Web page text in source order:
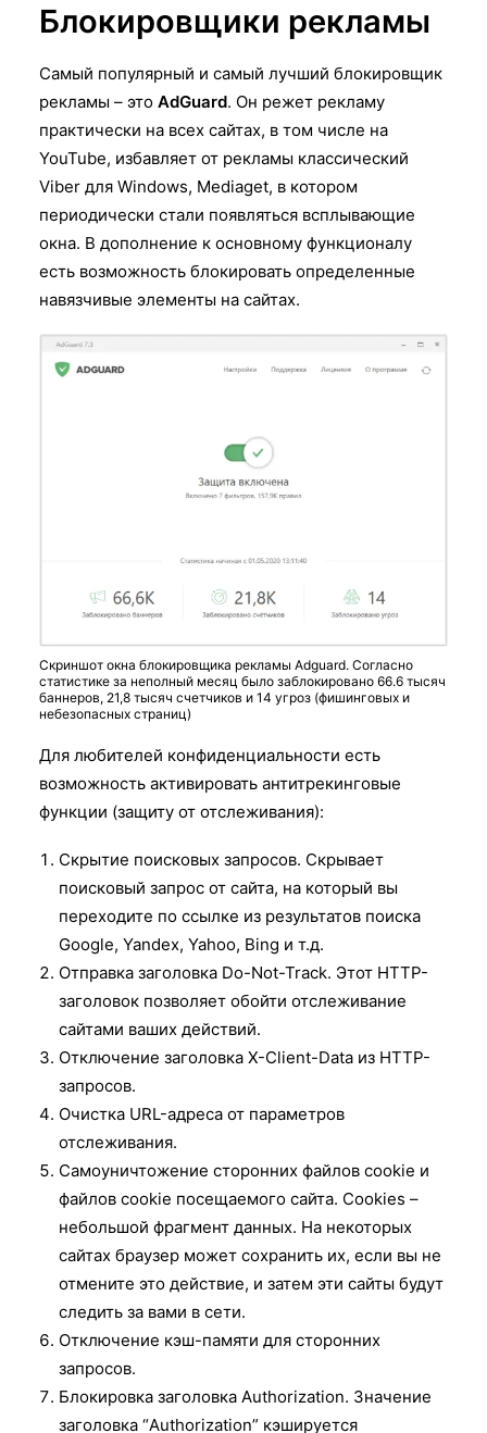
Блокировщики рекламы
Самый популярный и самый лучший блокировщик
рекламы – это AdGuard. Он режет рекламу
практически на всех сайтах, в том числе на
YouTube, избавляет от рекламы классический
Viber для Windows, Mediaget, в котором
периодически стали появляться всплывающие
окна. В дополнение к основному функционалу
есть возможность блокировать определенные
навязчивые элементы на сайтах.
Скриншот окна блокировщика рекламы Adguard. Согласно
статистике за неполный месяц было заблокировано 66.6 тысяч
баннеров, 21,8 тысяч счетчиков и 14 угроз (фишинговых и
небезопасных страниц)
Для любителей конфиденциальности есть
возможность активировать антитрекинговые
функции (защиту от отслеживания):
Скрытие поисковых запросов. Скрывает
поисковый запрос от сайта, на который вы
переходите по ссылке из результатов поиска
Google, Yandex, Yahoo, Bing и т.д.
Отправка заголовка Do-Not-Track. Этот HTTP-
заголовок позволяет обойти отслеживание
сайтами ваших действий.
Отключение заголовка X-Client-Data из НТТР-
запросов.
Очистка URL-адреса от параметров
отслеживания.
Самоуничтожение сторонних файлов cookie и
файлов cookie посещаемого сайта. Cookies –
небольшой фрагмент данных. На некоторых
сайтах браузер может сохранить их, если вы не
отмените это действие, и затем эти сайты будут
следить за вами в сети.
Отключение кэш-памяти для сторонних
запросов.
Блокировка заголовка Authorization. Значение
заголовка “Authorization” кэшируется